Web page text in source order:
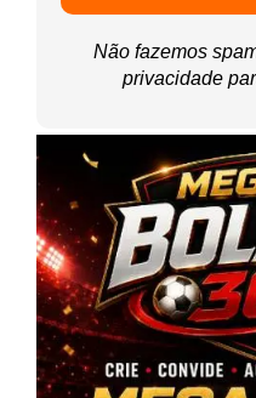
Não fazemos
privacidade